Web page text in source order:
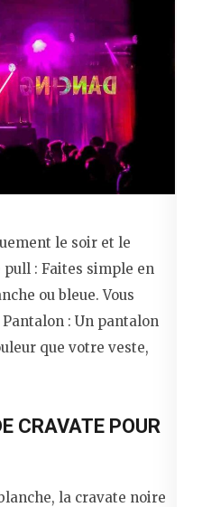
le soir et le
pull : Faites simple en
ou bleue. Vous
: Un pantalon
que votre veste,
CRAVATE POUR
la cravate noire